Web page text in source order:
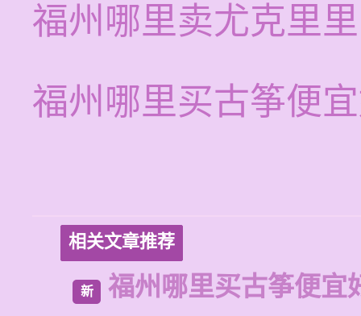
福州哪里卖尤克里
福州哪里买古筝便
相关文章推荐
新 福州哪里买古筝便宜